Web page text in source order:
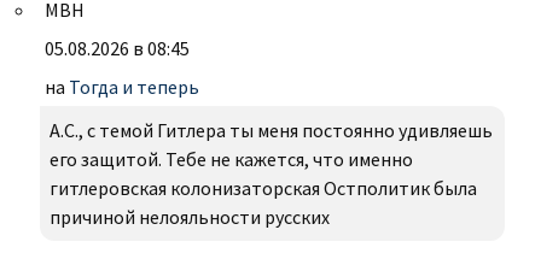
МВН
05.08.2026 в 08:45
на Тогда и теперь
А.С., с темой Гитлера ты меня постоянно удивляешь
его защитой. Тебе не кажется, что именно
гитлеровская колонизаторская Остполитик была
причиной нелояльности русских